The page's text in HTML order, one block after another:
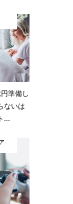
準備し
ないは
...